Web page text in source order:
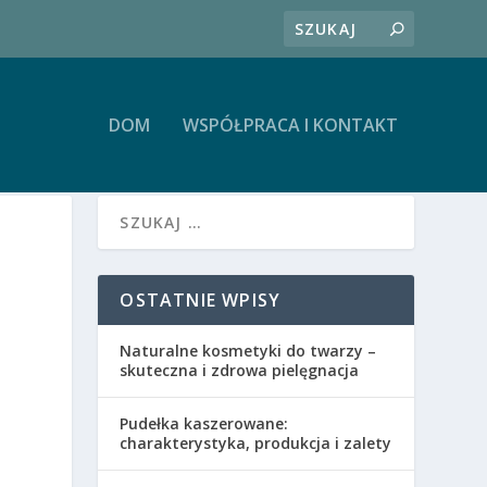
DOM WSPÓŁPRACA I KONTAKT
OSTATNIE WPISY
Naturalne kosmetyki do twarzy –
skuteczna i zdrowa pielęgnacja
Pudełka kaszerowane:
charakterystyka, produkcja i zalety